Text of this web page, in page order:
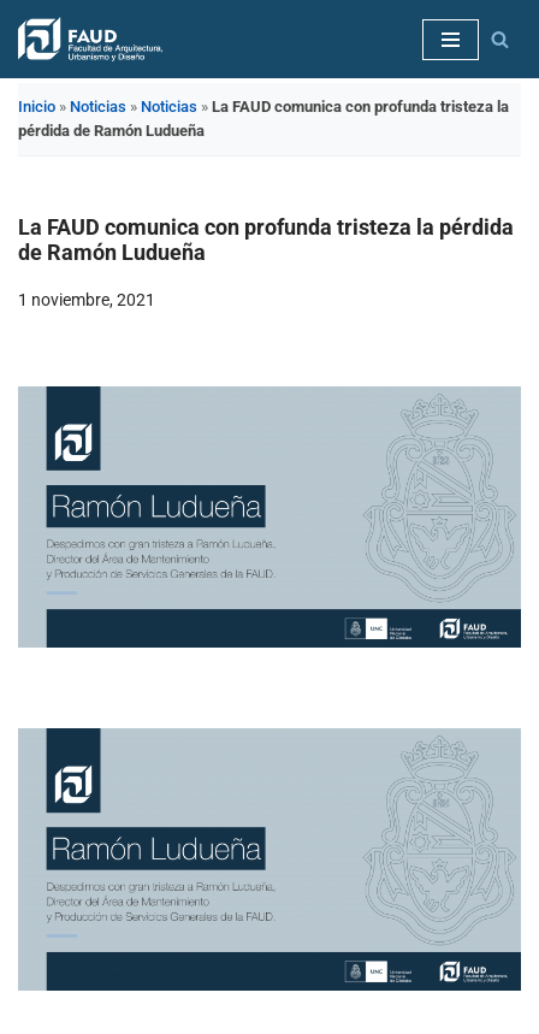
Saltar
contenido
Inicio » Noticias » Noticias » La FAUD comunica con profunda tristeza la
pérdida de Ramón Ludueña
La FAUD comunica con profunda tristeza la pérdida
de Ramón Ludueña
1 noviembre, 2021